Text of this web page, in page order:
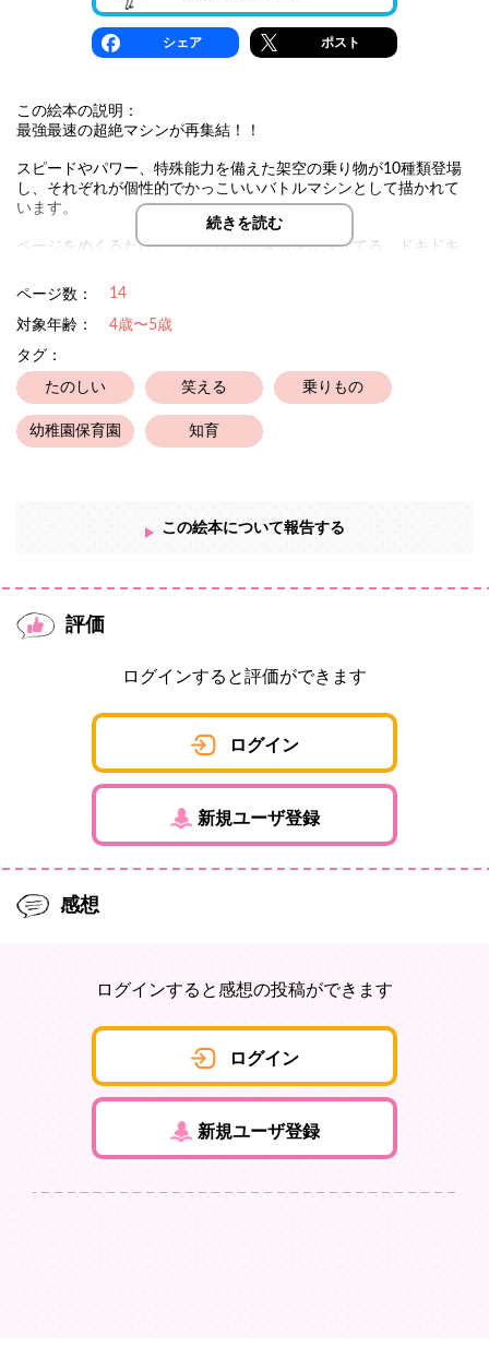
シェア ポスト
この絵本の説明：
最強最速の超絶マシンが再集結！！
スピードやパワー、特殊能力を備えた架空の乗り物が10種類登場
し、それぞれが個性的でかっこいいバトルマシンとして描かれて
います。
ページをめくるたびに、お子様の想像力をかき立てる、ドキドキ
読んで楽しむだけでなく、親子で「どのマシンが一番強いか
な？」と話し合う時間も特別なひとときになるはずです！
続きを読む
ページ数： 14
対象年齢：
4歳〜5歳
タグ：
たのしい 笑える 乗りもの
幼稚園保育園 知育
この絵本について報告する
評価
ログインすると評価ができます
ログイン
新規ユーザ登録
感想
ログインすると感想の投稿ができます
ログイン
新規ユーザ登録